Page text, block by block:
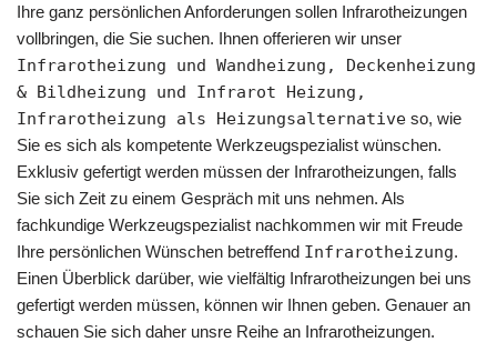
Ihre ganz persönlichen Anforderungen sollen Infrarotheizungen
vollbringen, die Sie suchen. Ihnen offerieren wir unser
Infrarotheizung und Wandheizung, Deckenheizung
& Bildheizung und Infrarot Heizung,
Infrarotheizung als Heizungsalternative so, wie
Sie es sich als kompetente Werkzeugspezialist wünschen.
Exklusiv gefertigt werden müssen der Infrarotheizungen, falls
Sie sich Zeit zu einem Gespräch mit uns nehmen. Als
fachkundige Werkzeugspezialist nachkommen wir mit Freude
Ihre persönlichen Wünschen betreffend Infrarotheizung.
Einen Überblick darüber, wie vielfältig Infrarotheizungen bei uns
gefertigt werden müssen, können wir Ihnen geben. Genauer an
schauen Sie sich daher unsre Reihe an Infrarotheizungen.